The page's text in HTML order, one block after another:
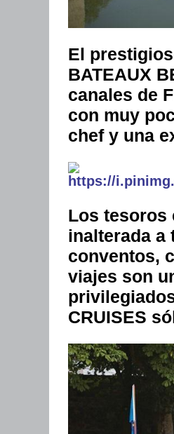
El
BATEAUX
canales de
con muy
chef y una
Los tesoros
inalterada a
conventos,
viajes son
CRUISES